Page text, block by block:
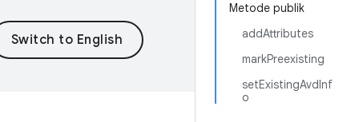
Metode publik
addAttributes
markPreexisting
setExistingAvdInf
o